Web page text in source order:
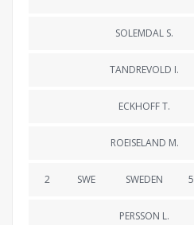
SOLEMDAL S.
TANDREVOLD I.
ECKHOFF T.
ROEISELAND M.
2 SWE SWEDEN 5
PERSSON L.